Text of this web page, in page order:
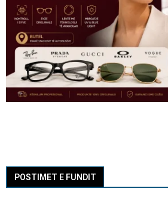
POSTIMET E FUNDIT